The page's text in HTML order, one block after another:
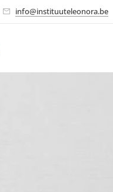
info@instituuteleonora.be